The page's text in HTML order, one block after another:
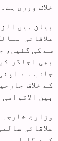
خلاف ورزی ہے۔
بیان میں
علاقائی
سے کی گئیں،
بھی اجاگر
جانب سے
کے خلاف
بین
وزارتِ
علاقائی